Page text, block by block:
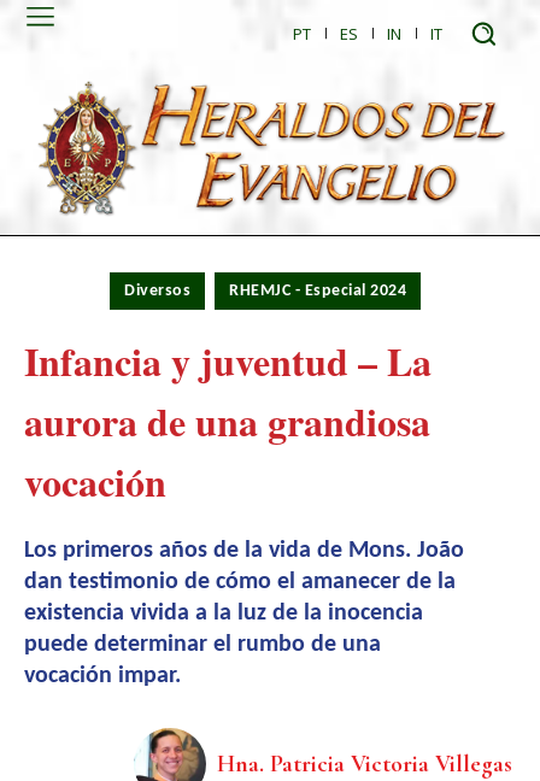
PT ES IN IT
Diversos RHEMJC - Especial 2024
Infancia y juventud – La
aurora de una grandiosa
vocación
Los primeros años de la vida de Mons. João
dan testimonio de cómo el amanecer de la
existencia vivida a la luz de la inocencia
puede determinar el rumbo de una
vocación impar.
Hna. Patricia Victoria Villegas